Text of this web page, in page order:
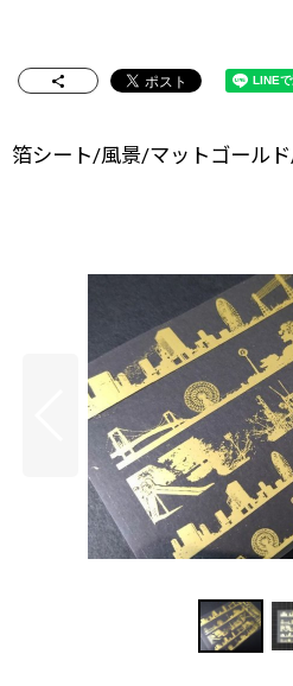
箔シート/風景/マットゴールド